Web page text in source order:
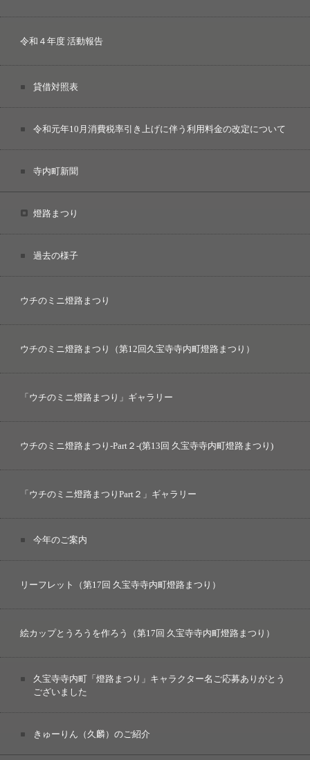
令和４年度 活動報告
貸借対照表
令和元年10月消費税率引き上げに伴う利用料金の改定について
寺内町新聞
燈路まつり
過去の様子
ウチのミニ燈路まつり
ウチのミニ燈路まつり（第12回久宝寺寺内町燈路まつり）
「ウチのミニ燈路まつり」ギャラリー
ウチのミニ燈路まつり-Part２-(第13回 久宝寺寺内町燈路まつり)
「ウチのミニ燈路まつりPart２」ギャラリー
今年のご案内
リーフレット（第17回 久宝寺寺内町燈路まつり）
絵カップとうろうを作ろう（第17回 久宝寺寺内町燈路まつり）
久宝寺寺内町「燈路まつり」キャラクター名ご応募ありがとう
ございました
きゅーりん（久麟）のご紹介